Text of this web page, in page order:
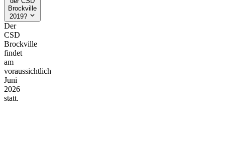
Brockville
2019?
Der
CSD
Brockville
findet
am
voraussichtlich
Juni
2026
statt.